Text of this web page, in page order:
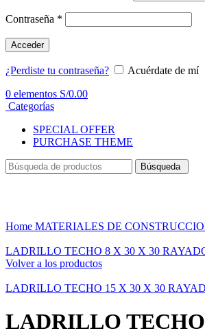
Contraseña *
Acceder
¿Perdiste tu contraseña?
Acuérdate de mí
0 elementos S/0.00
Categorías
SPECIAL OFFER
PURCHASE THEME
Búsqueda
Home MATERIALES DE
LADRILLO TECHO 8 X 30 X 30
Volver a los productos
LADRILLO TECHO 15 X 30 X 30
LADRILLO